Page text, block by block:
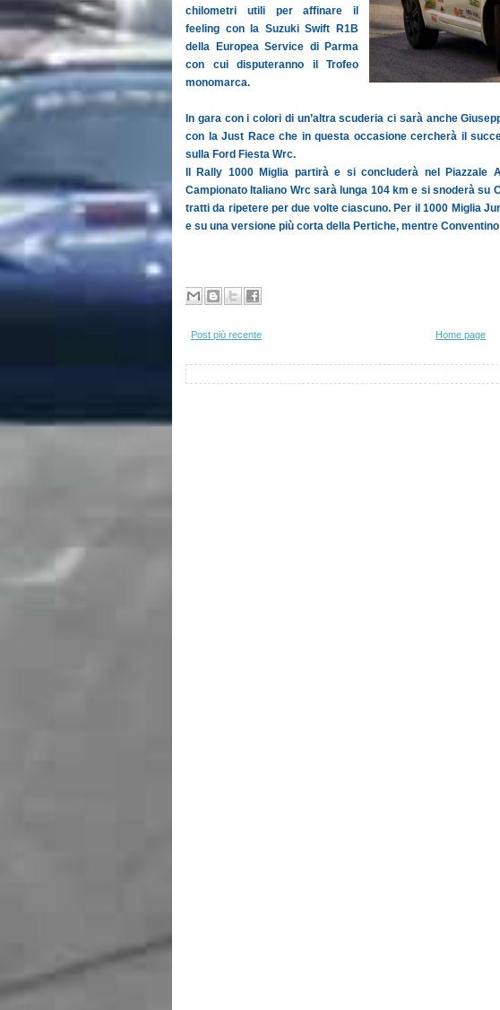
chilometri utili per affinare il
feeling con la Suzuki Swift R1B
della Europea Service di Parma
con cui disputeranno il Trofeo
monomarca.
In gara con i colori di un’altra scuderia ci sarà anche
con la Just Race che in questa occasione cercherà il
sulla Ford Fiesta Wrc.
Il Rally 1000 Miglia partirà e si concluderà nel Piazzale
Campionato Italiano Wrc sarà lunga 104 km e si snoderà su
tratti da ripetere per due volte ciascuno. Per il 1000 Miglia
e su una versione più corta della Pertiche, mentre
Post più recente Home page